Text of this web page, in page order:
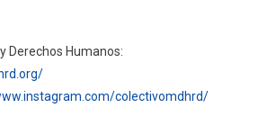
Derechos Humanos:
colectivomdhrd/